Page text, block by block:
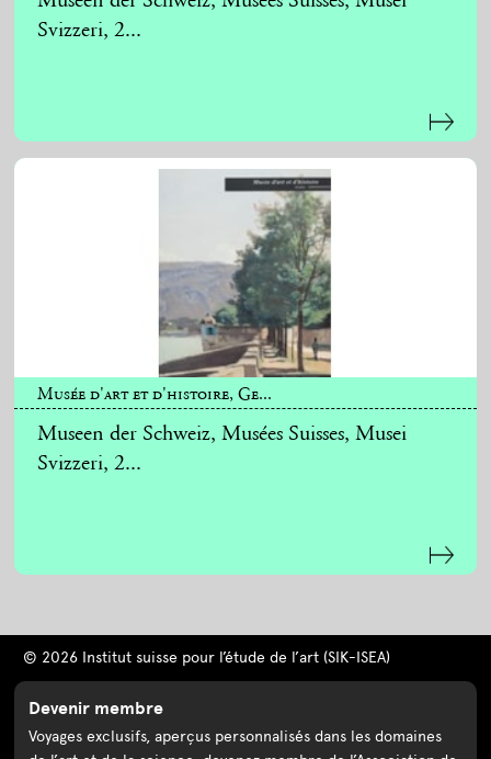
Svizzeri, 2...
Musée d'art et d'histoire, Ge...
Museen der Schweiz, Musées Suisses, Musei
Svizzeri, 2...
© 2026 Institut suisse pour l’étude de l’art (SIK-ISEA)
Devenir membre
Voyages exclusifs, aperçus personnalisés dans les domaines